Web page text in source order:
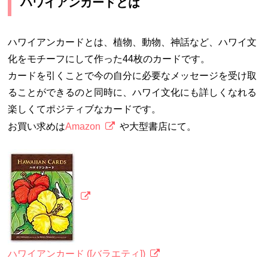
ハワイアンカードとは、植物、動物、神話など、ハワイ文
化をモチーフにして作った44枚のカードです。
カードを引くことで今の自分に必要なメッセージを受け取
ることができるのと同時に、ハワイ文化にも詳しくなれる
楽しくてポジティブなカードです。
お買い求めはAmazon や大型書店にて。
ハワイアンカード ([バラエティ])